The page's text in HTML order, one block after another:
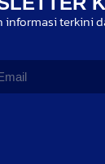
informasi terkini